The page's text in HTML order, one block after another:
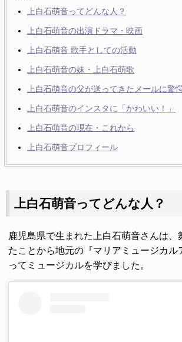
上白石萌音ってどんな人？
上白石萌音の出演ドラマ・映画
上白石萌音 歌手としての活動
上白石萌音の妹・上白石萌歌
上白石萌音の父が送ってきたメールに驚
上白石萌音のインスタに「かわいい！」
上白石萌音の現在・これから
上白石萌音プロフィール
上白石萌音ってどんな人？
鹿児島県で生まれた上白石萌音さんは、
たことから地元の『マリアミュージカル
ってミュージカルを学びました。